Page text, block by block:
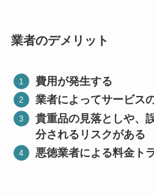
業者のデメリット
費用が発生する
業者によってサービス
貴重品の見落としや、
分されるリスクがある
悪徳業者による料金ト